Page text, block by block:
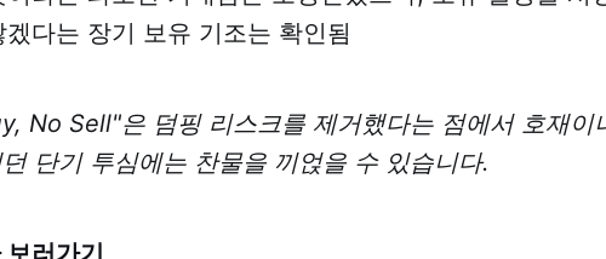
겠다는 장기 보유 기조는 확인됨
No Sell"은 덤핑 리스크를 제거했다는 점에서 호재이
단기 투심에는 찬물을 끼얹을 수 있습니다.
보러가기